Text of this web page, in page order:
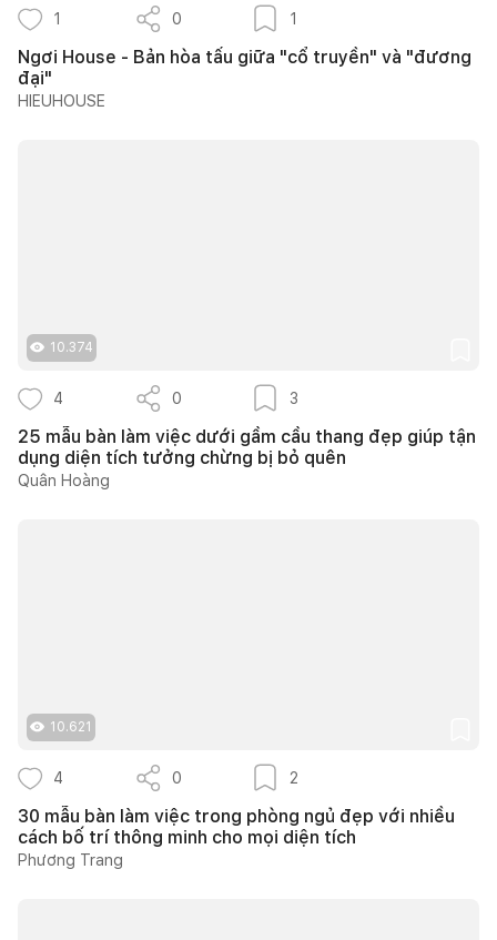
1 0 1
Ngơi House - Bản hòa tấu giữa "cổ truyền" và "đương
đại"
HIEUHOUSE
10.374
4 0 3
25 mẫu bàn làm việc dưới gầm cầu thang đẹp giúp tận
dụng diện tích tưởng chừng bị bỏ quên
Quân Hoàng
10.621
4 0 2
30 mẫu bàn làm việc trong phòng ngủ đẹp với nhiều
cách bố trí thông minh cho mọi diện tích
Phương Trang